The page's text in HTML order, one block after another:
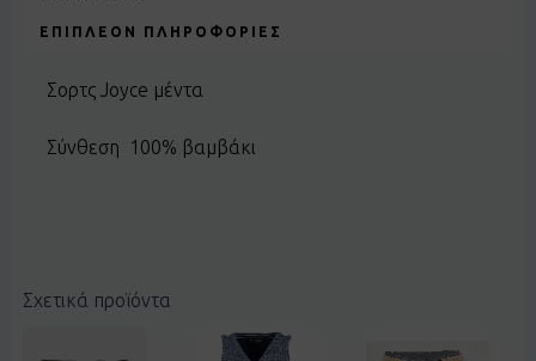
ΕΠΙΠΛΈΟΝ ΠΛΗΡΟΦΟΡΊΕΣ
Σορτς Joyce μέντα
Σύνθεση 100% βαμβάκι
Σχετικά προϊόντα